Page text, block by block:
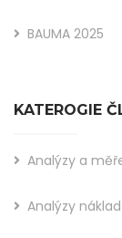
BAUMA 2025
KATEROGIE
Analýzy a
Analýzy